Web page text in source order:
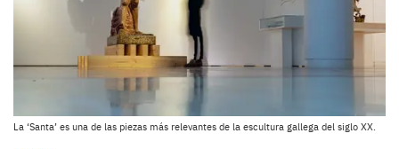
La ‘Santa’ es una de las piezas más relevantes de la escultura gallega del siglo XX.